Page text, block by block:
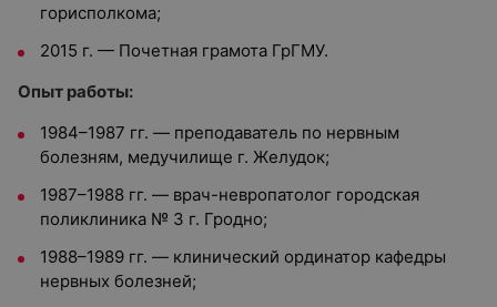
горисполкома;
2015 г. — Почетная грамота ГрГМУ.
Опыт работы:
1984–1987 гг. — преподаватель по нервным
болезням, медучилище г. Желудок;
1987–1988 гг. — врач-невропатолог городская
поликлиника № 3 г. Гродно;
1988–1989 гг. — клинический ординатор кафедры
нервных болезней;